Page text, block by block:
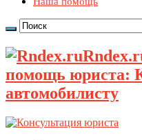
помощь юриста:
автомобилисту